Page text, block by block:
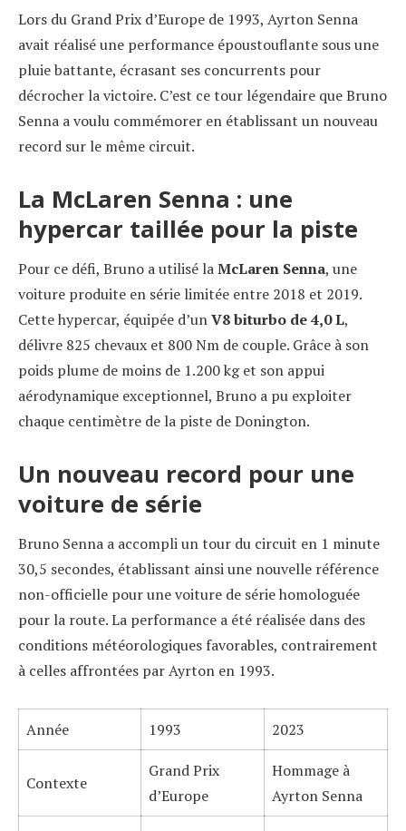
Lors du Grand Prix d’Europe de 1993, Ayrton Senna
avait réalisé une performance époustouflante sous une
pluie battante, écrasant ses concurrents pour
décrocher la victoire. C’est ce tour légendaire que Bruno
Senna a voulu commémorer en établissant un nouveau
record sur le même circuit.
La McLaren Senna : une
hypercar taillée pour la piste
Pour ce défi, Bruno a utilisé laMcLaren Senna, une
voiture produite en série limitée entre 2018 et 2019.
Cette hypercar, équipée d’unV8 biturbo de 4,0 L,
délivre 825 chevaux et 800 Nm de couple. Grâce à son
poids plume de moins de 1.200 kg et son appui
aérodynamique exceptionnel, Bruno a pu exploiter
chaque centimètre de la piste de Donington.
Un nouveau record pour une
voiture de série
Bruno Senna a accompli un tour du circuit en 1 minute
30,5 secondes, établissant ainsi une nouvelle référence
non-officielle pour une voiture de série homologuée
pour la route. La performance a été réalisée dans des
conditions météorologiques favorables, contrairement
à celles affrontées par Ayrton en 1993.
Année 1993 2023
Contexte
Grand Prix
d’Europe
Hommage à
Ayrton Senna